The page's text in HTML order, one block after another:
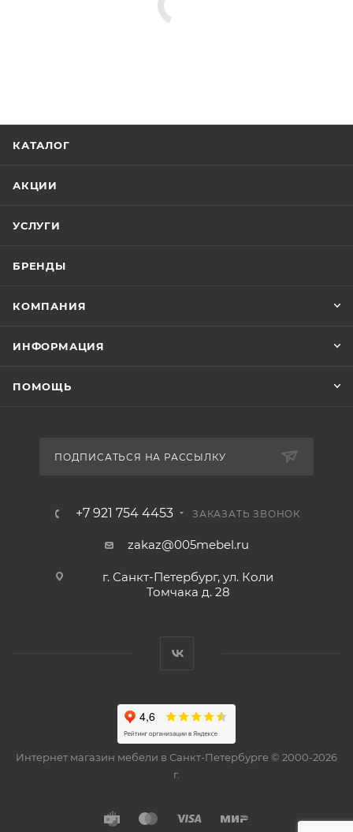
КАТАЛОГ
АКЦИИ
УСЛУГИ
БРЕНДЫ
КОМПАНИЯ
ИНФОРМАЦИЯ
ПОМОЩЬ
ПОДПИСАТЬСЯ НА РАССЫЛКУ
+7 921 754 4453 ЗАКАЗАТЬ ЗВОНОК
zakaz@005mebel.ru
г. Санкт-Петербург, ул. Коли
Томчака д. 28
Интернет магазин мебели в Санкт-Петербурге © 2000-2026
г.